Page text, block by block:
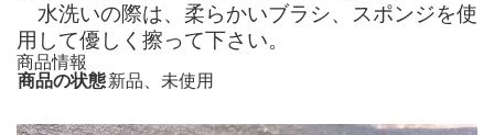
水洗いの際は、柔らかいブラシ、スポンジを使
用して優しく擦って下さい。
商品情報
商品の状態新品、未使用